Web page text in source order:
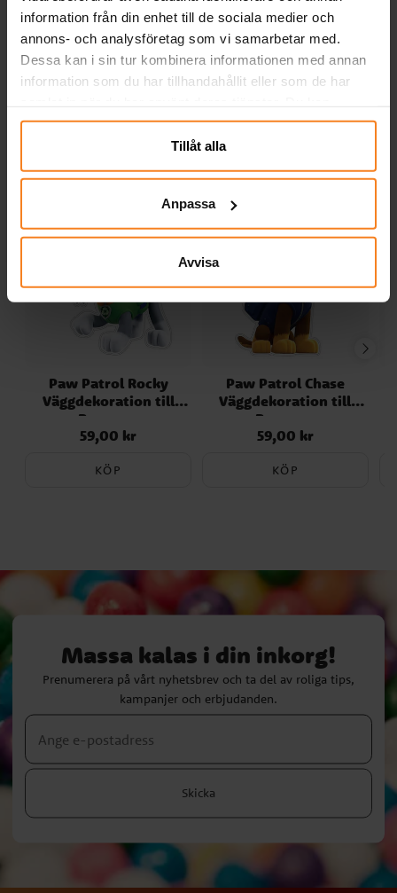
information från din enhet till de sociala medier och
annons- och analysföretag som vi samarbetar med.
Dessa kan i sin tur kombinera informationen med annan
information som du har tillhandahållit eller som de har
närsomhelst ändra ditt samtycke.
Tillåt alla
Anpassa
Avvisa
Ansiktsmask i filt
Pris: 59,00 kr
59,00 kr
KÖP
Ansiktsmask i filt
Pris:59,00 kr
59,00 kr
KÖP
Andra köpte även
Paw Patrol Rocky
Väggdekoration till
Barnrum
Pris:59,00 kr
59,00 kr
KÖP
Paw Patrol Chase
Väggdekoration till
Barnrum
Pris:59,00 kr
59,00 kr
KÖP
Massa kalas i din inkorg!
Prenumerera på vårt nyhetsbrev och ta del av roliga tips,
kampanjer och erbjudanden.
Skicka